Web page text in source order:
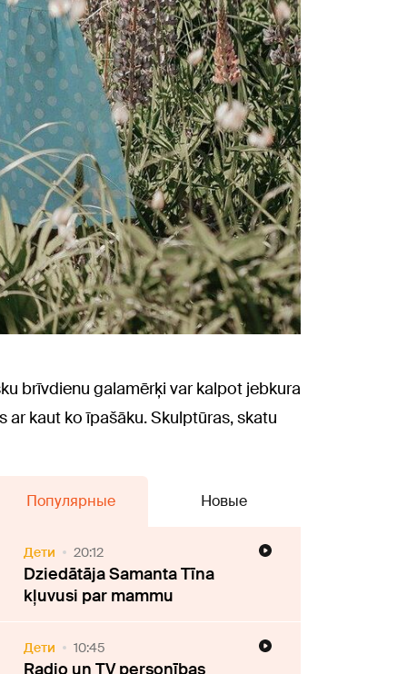
brīvdienu galamērķi var kalpot jebkura
kaut ko īpašāku. Skulptūras, skatu
Популярные Новые
Дети 20:12
Dziedātāja Samanta Tīna
kļuvusi par mammu
Дети 10:45
Radio un TV personības